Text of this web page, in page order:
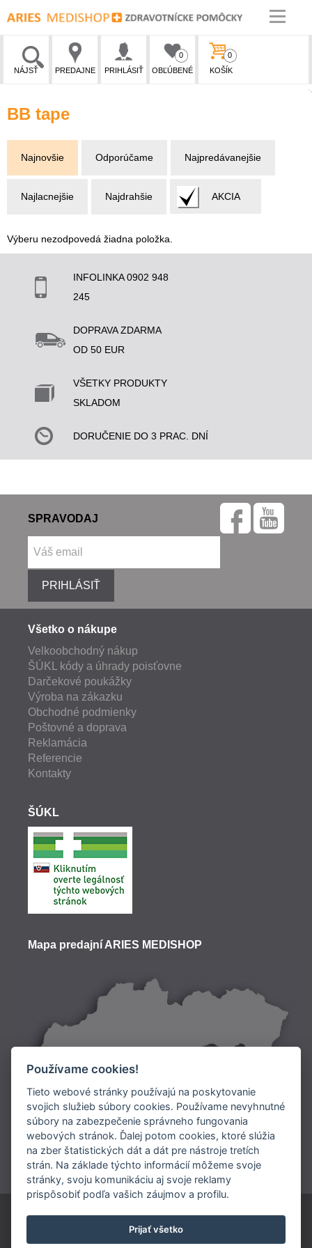
NÁJSŤ PREDAJNE PRIHLÁSIŤ OBĽÚBENÉ
0
KOŠÍK
0
BB tape
Najnovšie Odporúčame Najpredávanejšie
Najlacnejšie Najdrahšie AKCIA
Výberu nezodpovedá žiadna položka.
INFOLINKA 0902 948
245
DOPRAVA ZDARMA
OD 50 EUR
VŠETKY PRODUKTY
SKLADOM
DORUČENIE DO 3 PRAC. DNÍ
SPRAVODAJ
PRIHLÁSIŤ
Všetko o nákupe
Velkoobchodný nákup
ŠÚKL kódy a úhrady poisťovne
Darčekové poukážky
Výroba na zákazku
Obchodné podmienky
Poštovné a doprava
Reklamácia
Referencie
Kontakty
ŠÚKL
Mapa predajní ARIES MEDISHOP
Doprava:
Platba:
ARIES SLOVAKIA s.r.o.
0902 948 245
Používame cookies!
Tieto webové stránky používajú na poskytovanie
svojich služieb súbory cookies. Používame nevyhnutné
súbory na zabezpečenie správneho fungovania
webových stránok. Ďalej potom cookies, ktoré slúžia
na zber štatistických dát a dát pre nástroje tretích
strán. Na základe týchto informácií môžeme svoje
stránky, svoju komunikáciu aj svoje reklamy
prispôsobiť podľa vašich záujmov a profilu.
Prijať všetko